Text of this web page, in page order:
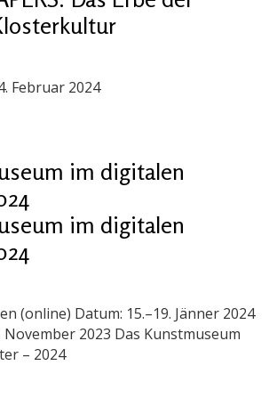
Februar 2024
im digitalen
im digitalen
(online) Datum: 15.–19. Jänner 2024
November 2023 Das Kunstmuseum
– 2024